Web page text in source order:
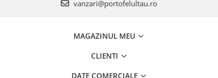
vanzari@portofelultau.ro
MAGAZINUL MEU
CLIENTI
DATE COMERCIALE